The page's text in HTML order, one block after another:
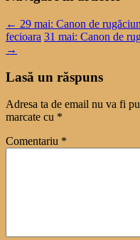
← 29 mai: Canon de
fecioara 31 mai: Canon de
→
Lasă un răspuns
Adresa ta de email nu va fi
marcate cu *
Comentariu *